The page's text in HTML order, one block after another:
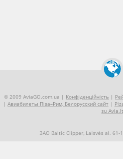
© 2009 AviaGO.com.ua | Конфіденційність |
| Авиабилеты Піза–Рим, Белорусский сайт |
su Avia.lt
ЗАО Baltic Clipper, Laisvės al. 61-